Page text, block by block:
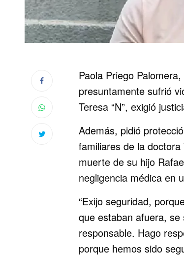
Paola Priego
presuntamente sufrió
Teresa “N”, exigió
Además, pidió
familiares de la doctora
muerte de su hijo
negligencia médica en
“Exijo seguridad,
que estaban afuera,
responsable. Hago
porque hemos sido